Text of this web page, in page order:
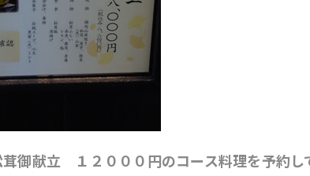
御献立 １２０００円のコース料理を予約し